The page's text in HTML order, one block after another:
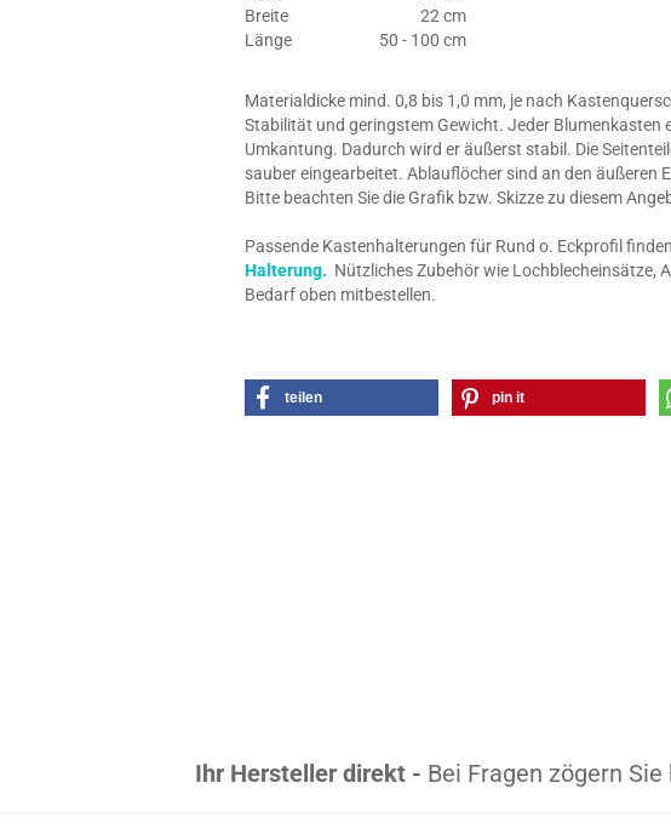
Breite
22 cm
Länge
50 - 100 cm
Materialdicke mind. 0,8 bis 1,0 mm, je nach
Stabilität und geringstem Gewicht. Jeder Blumenkasten
Umkantung. Dadurch wird er äußerst stabil. Die
sauber eingearbeitet. Ablauflöcher sind an den äußeren
Bitte beachten Sie die Grafik bzw. Skizze zu diesem
Passende Kastenhalterungen für Rund o. Eckprofil
Halterung. Nützliches Zubehör wie Lochblecheinsätze,
Bedarf oben mitbestellen.
teilen pin it
Ihr Hersteller direkt - Bei Fragen zögern